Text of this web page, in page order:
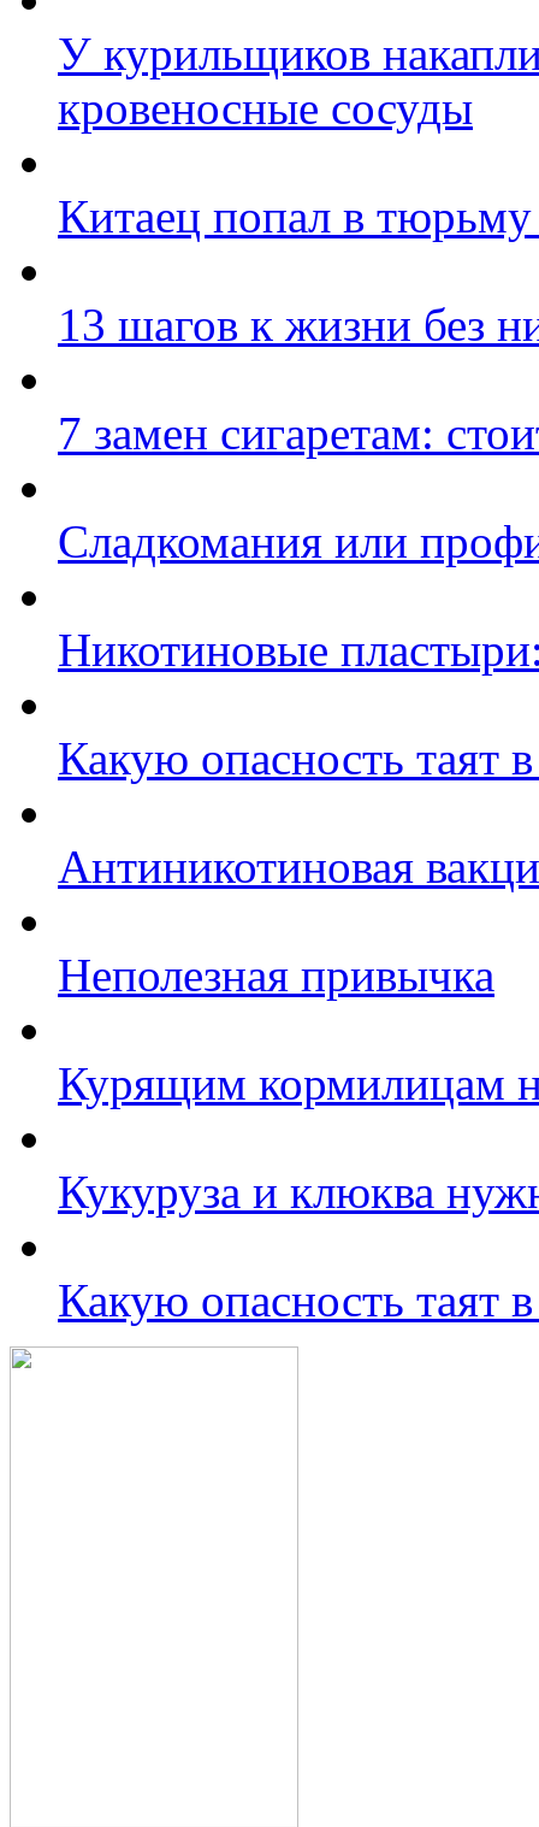
У курильщиков
кровеносные сосуды
Китаец попал в тюрьму
13 шагов к жизни без
7 замен сигаретам:
Сладкомания или
Никотиновые
Какую опасность таят
Антиникотиновая
Неполезная привычка
Курящим кормилицам
Кукуруза и клюква
Какую опасность таят